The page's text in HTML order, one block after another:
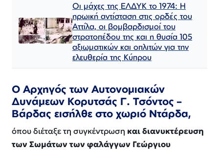
Οι μάχες της ΕΛΔΥΚ το 1974: Η
ηρωική αντίσταση στις ορδές του
Αττίλα, οι βομβαρδισμοί του
στρατοπέδου της και η θυσία 105
αξιωματικών και οπλιτών για την
ελευθερία της Κύπρου
Ο Αρχηγός των Αυτονομιακών
Δυνάμεων Κορυτσάς Γ. Τσόντος –
Βάρδας εισήλθε στο χωριό Ντάρδα,
όπου διέταξε τη συγκέντρωση και διανυκτέρευση
των Σωμάτων των φαλάγγων Γεώργιου